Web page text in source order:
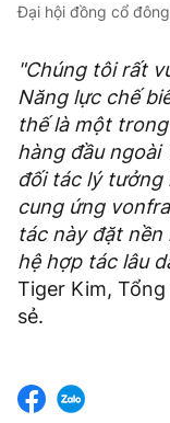
Đại hội đồng cổ đông
"Chúng tôi rất
Năng lực chế
thế là một
hàng đầu ngoài
đối tác lý tưởng
cung ứng
tác này đặt
hệ hợp tác lâu
Tiger Kim,
sẻ.